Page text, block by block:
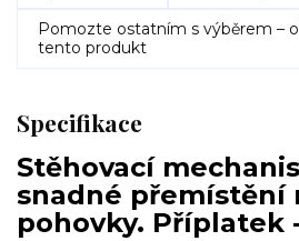
Pomozte ostatním s výběrem –
tento produkt
Specifikace
Stěhovací
snadné přemístění
pohovky. Příplatek